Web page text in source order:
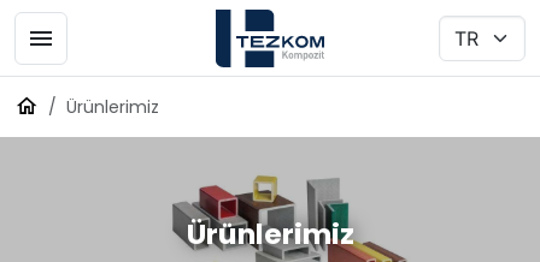
Ürünlerimiz
Ürünlerimiz